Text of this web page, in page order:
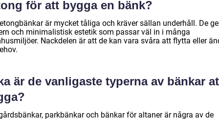
för att bygga en bänk?
är mycket tåliga och kräver sällan underhåll. De
och minimalistisk estetik som passar väl in i många
Nackdelen är att de kan vara svåra att flytta eller
är de vanligaste typerna av bänkar
parkbänkar och bänkar för altaner är några av de